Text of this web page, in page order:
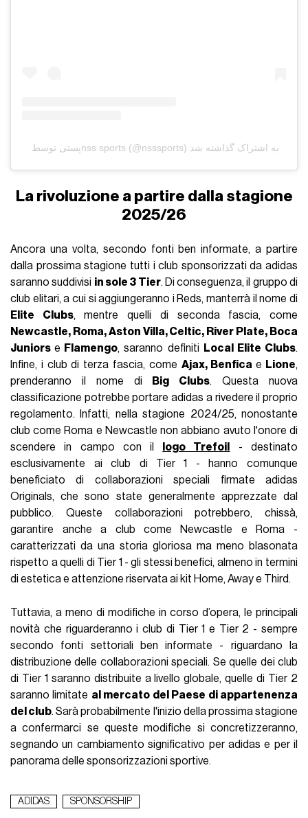
پستی توسط ‏‎nss sports‎‏ (@‏‎nsssports‎‏) به اشتراک گذاشته شد
La rivoluzione a partire dalla stagione
2025/26
Ancora una volta, secondo fonti ben informate, a partire
dalla prossima stagione tutti i club sponsorizzati da adidas
saranno suddivisi in sole 3 Tier. Di conseguenza, il gruppo di
club elitari, a cui si aggiungeranno i Reds, manterrà il nome di
Elite Clubs, mentre quelli di seconda fascia, come
Newcastle, Roma, Aston Villa, Celtic, River Plate, Boca
Juniorse Flamengo, saranno definiti Local Elite Clubs.
Infine, i club di terza fascia, come Ajax, Benficae Lione,
prenderanno il nome di
Big Clubs. Questa nuova
classificazione potrebbe portare adidas a rivedere il proprio
regolamento. Infatti, nella stagione 2024/25, nonostante
club come Roma e Newcastle non abbiano avuto l'onore di
scendere in campo con il
logo Trefoil
- destinato
esclusivamente ai club di Tier 1 - hanno comunque
beneficiato di collaborazioni speciali firmate adidas
Originals, che sono state generalmente apprezzate dal
pubblico. Queste collaborazioni potrebbero, chissà,
garantire anche a club come Newcastle e Roma -
caratterizzati da una storia gloriosa ma meno blasonata
rispetto a quelli di Tier 1 - gli stessi benefici, almeno in termini
di estetica e attenzione riservata ai kit Home, Away e Third.
Tuttavia, a meno di modifiche in corso d’opera, le principali
novità che riguarderanno i club di Tier 1 e Tier 2 - sempre
secondo fonti settoriali ben informate - riguardano la
distribuzione delle collaborazioni speciali. Se quelle dei club
di Tier 1 saranno distribuite a livello globale, quelle di Tier 2
saranno limitate al mercato del Paese di appartenenza
del club. Sarà probabilmente l'inizio della prossima stagione
a confermarci se queste modifiche si concretizzeranno,
segnando un cambiamento significativo per adidas e per il
panorama delle sponsorizzazioni sportive.
ADIDAS SPONSORSHIP